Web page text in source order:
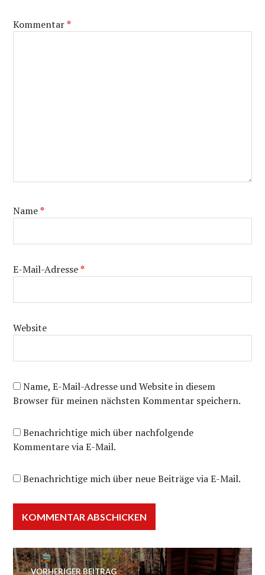
Kommentar*
Name*
E-Mail-Adresse*
Website
Name, E-Mail-Adresse und Website in diesem
Browser für meinen nächsten Kommentar speichern.
Benachrichtige mich über nachfolgende
Kommentare via E-Mail.
Benachrichtige mich über neue Beiträge via E-Mail.
Beitragsnavigation
VORHERIGER BEITRAG